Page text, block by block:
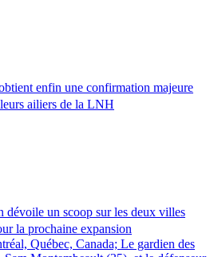
enfin une confirmation majeure
ailiers de la LNH
dévoile un scoop sur les deux villes
la prochaine expansion